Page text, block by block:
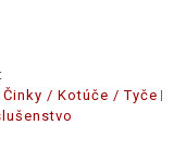
Činky / Kotúče / Tyče